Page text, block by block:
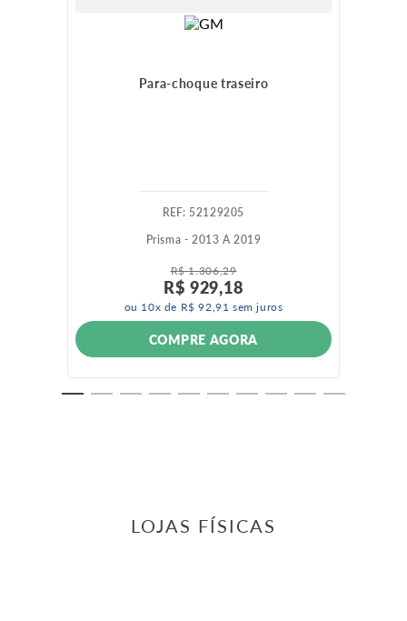
Para-choque traseiro
: 52129205
Prisma - 2013 A 2019
R$ 1.306,29
R$ 929,18
ou 10x de R$ 92,91 sem juros
COMPRE AGORA
LOJAS FÍSICAS